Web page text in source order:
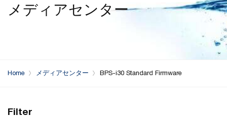
メディアセンター
Home メディアセンター BPS-i30 Standard Firmware
Filter